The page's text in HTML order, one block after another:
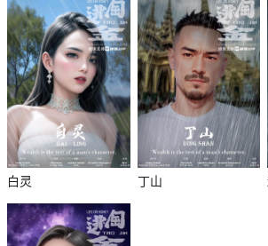
杀
白灵 丁山